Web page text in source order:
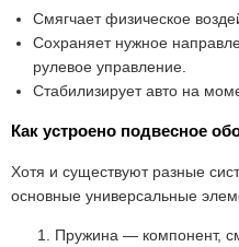
Смягчает физическое
Сохраняет нужное
рулевое управление.
Стабилизирует авто на
Как устроено подвесное
Хотя и существуют разные
основные универсальные
Пружина — компонент,